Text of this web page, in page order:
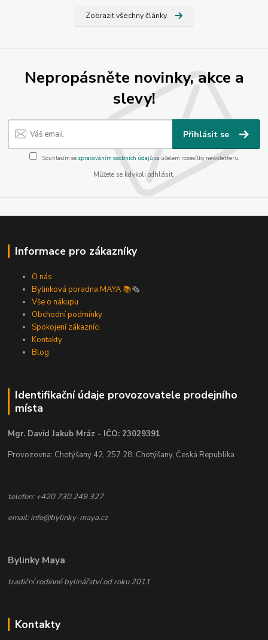
Zobrazit všechny články
Nepropásněte novinky, akce a
slevy!
Přihlásit se
Souhlasím se zpracováním osobních údajůza účelem rozesílky newsletteru.
Můžete se kdykoli odhlásit.
Informace pro zákazníky
O nás
Bylinková poradna MAYA 📚🗞️
Vše o nákupu
Obchodní podmínky
Spokojení zákazníci
Kontakty
Blog
Identifikační údaje provozovatele prodejního
místa
Mgr. David Jakub Mráz - IČO: 23029391
Provozovna: Chotýšany 42, 257 28, Chotýšany, Česká Republika
telefon: +420 730 249 327
email: info@bylinky-maya.cz
Bylinky Maya
tradiční rodinné bylinářství od roku 2011
Kontakty